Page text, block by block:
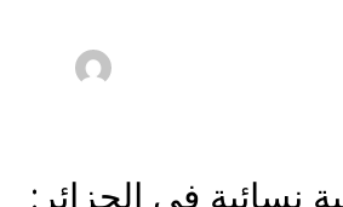
نسائية في الجزائر:
ألعاب